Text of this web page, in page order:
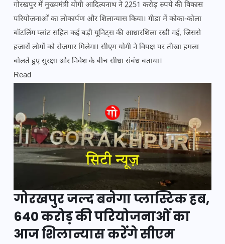
गोरखपुर में मुख्यमंत्री योगी आदित्यनाथ ने 2251 करोड़ रुपये की विकास
परियोजनाओं का लोकार्पण और शिलान्यास किया। गीडा में कोका-कोला
बॉटलिंग प्लांट सहित कई बड़ी यूनिट्स की आधारशिला रखी गई, जिससे
हजारों लोगों को रोजगार मिलेगा। सीएम योगी ने विपक्ष पर तीखा हमला
बोलते हुए सुरक्षा और निवेश के बीच सीधा संबंध बताया।
Read
गोरखपुर जल्द बनेगा प्लास्टिक हब,
640 करोड़ की परियोजनाओं का
आज शिलान्यास करेंगे सीएम